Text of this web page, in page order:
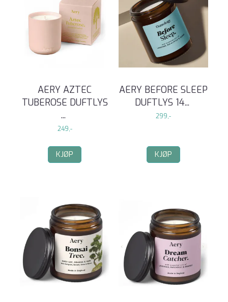
AERY AZTEC
TUBEROSE DUFTLYS
...
249,-
KJØP
AERY BEFORE SLEEP
DUFTLYS 14...
299,-
KJØP